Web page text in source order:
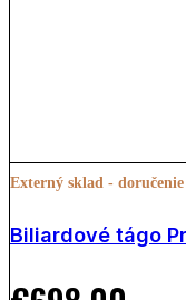
Externý sklad -
Biliardové tágo